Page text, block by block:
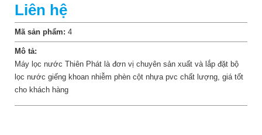
Liên hệ
Mã sản phẩm: 4
Mô tả:
Máy lọc nước Thiên Phát là đơn vị chuyên sản xuất và lắp đặt bộ
lọc nước giếng khoan nhiễm phèn cột nhựa pvc chất lượng, giá tốt
cho khách hàng